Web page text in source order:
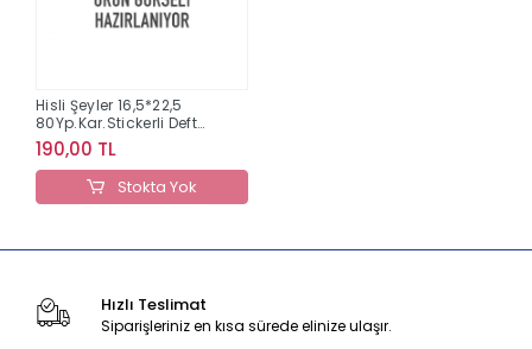
Hisli Şeyler 16,5*22,5
80Yp.Kar.Stickerli Defter
- Dinlenmek İstiyorum
190,00 TL
Stokta Yok
Hızlı Teslimat
Siparişleriniz en kısa sürede elinize ulaşır.